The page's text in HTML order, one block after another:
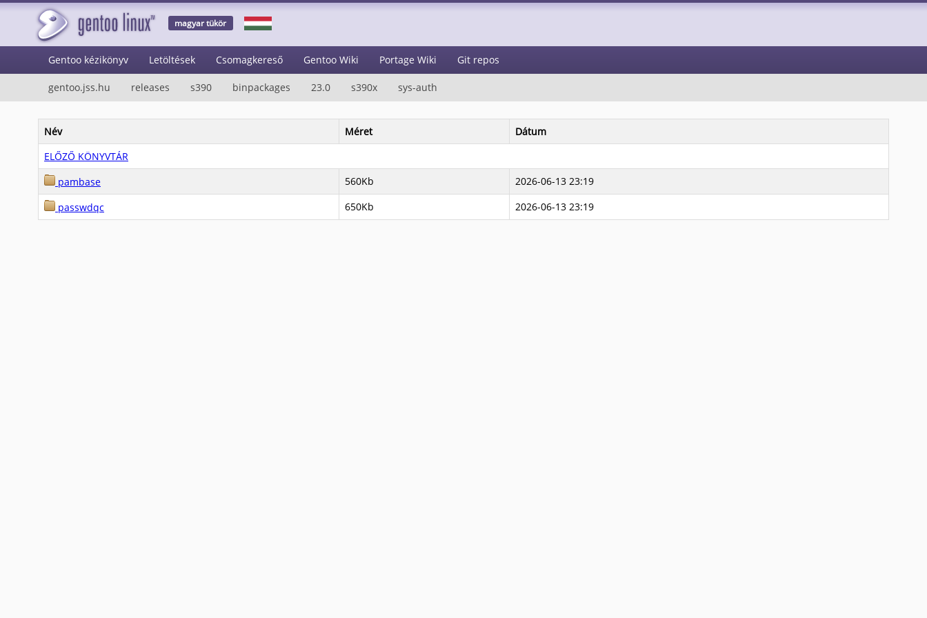
magyar tükör
Gentoo kézikönyv Letöltések Csomagkereső Gentoo Wiki Portage Wiki Git repos
gentoo.jss.hu releases s390 binpackages 23.0 s390x sys-auth
Név Méret
Dátum
ELŐZŐ KÖNYVTÁR
pambase
560Kb
2026-06-13 23:19
passwdqc
650Kb 2026-06-13 23:19